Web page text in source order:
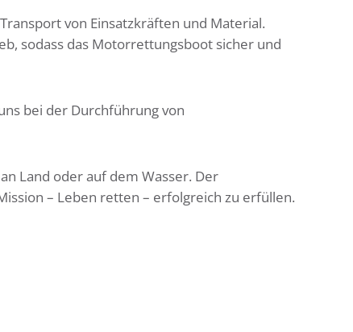
von Einsatzkräften und Material.
sodass das Motorrettungsboot sicher und
bei der Durchführung von
Land oder auf dem Wasser. Der
– Leben retten – erfolgreich zu erfüllen.